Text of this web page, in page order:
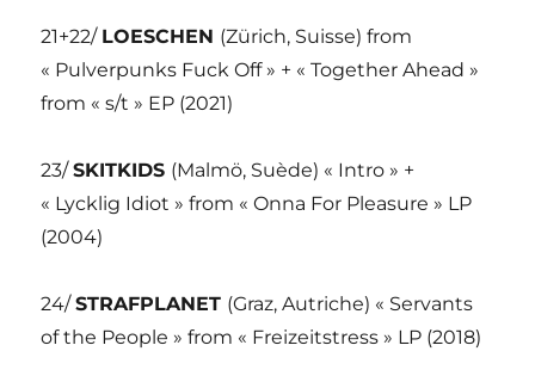
21+22/ LOESCHEN (Zürich, Suisse) from
« Pulverpunks Fuck Off » + « Together Ahead »
from « s/t » EP (2021)
23/SKITKIDS (Malmö, Suède) « Intro » +
« Lycklig Idiot » from « Onna For Pleasure » LP
(2004)
24/STRAFPLANET (Graz, Autriche) « Servants
of the People » from « Freizeitstress » LP (2018)